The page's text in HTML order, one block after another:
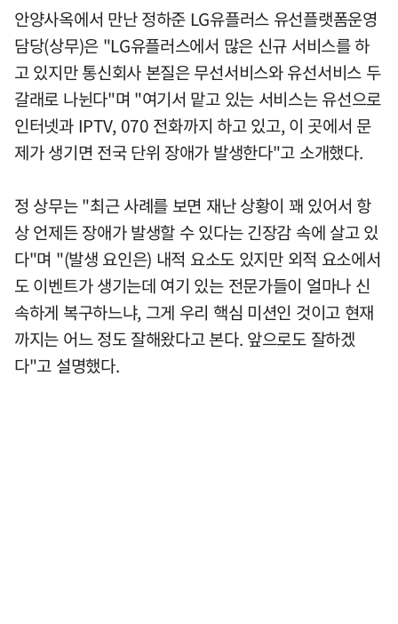
안양사옥에서 만난 정하준 LG유플러스 유선플랫폼운영
담당(상무)은 "LG유플러스에서 많은 신규 서비스를 하
고 있지만 통신회사 본질은 무선서비스와 유선서비스 두
갈래로 나뉜다"며 "여기서 맡고 있는 서비스는 유선으로
인터넷과 IPTV, 070 전화까지 하고 있고, 이 곳에서 문
제가 생기면 전국 단위 장애가 발생한다"고 소개했다.
정 상무는 "최근 사례를 보면 재난 상황이 꽤 있어서 항
상 언제든 장애가 발생할 수 있다는 긴장감 속에 살고 있
다"며 "(발생 요인은) 내적 요소도 있지만 외적 요소에서
도 이벤트가 생기는데 여기 있는 전문가들이 얼마나 신
속하게 복구하느냐, 그게 우리 핵심 미션인 것이고 현재
까지는 어느 정도 잘해왔다고 본다. 앞으로도 잘하겠
다"고 설명했다.